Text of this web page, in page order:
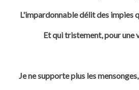
L'impardonnable délit des impies
Et qui tristement, pour une
Je ne supporte plus les